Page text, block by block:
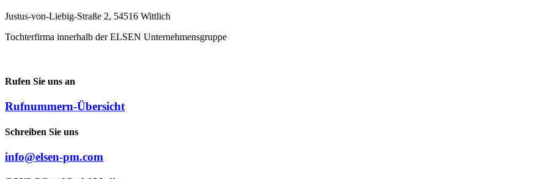
Justus-von-Liebig-Straße 2, 54516 Wittlich
Tochterfirma innerhalb der ELSEN Unternehmensgruppe
Rufen Sie uns an
Rufnummern-Übersicht
Schreiben Sie uns
info@elsen-pm.com